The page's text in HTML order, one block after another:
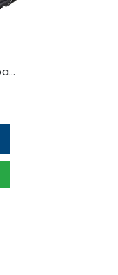
skechers - zapatilla urbana nampa-wyola para mujer